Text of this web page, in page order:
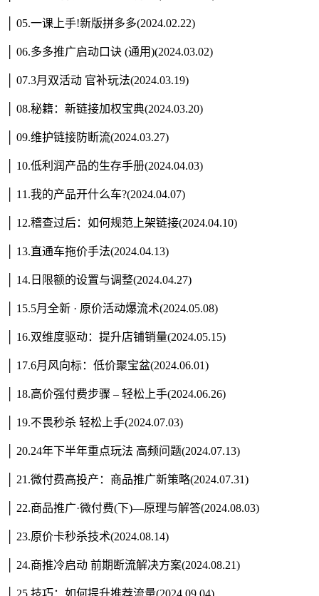
│ 05.一课上手!新版拼多多(2024.02.22)
│ 06.多多推广启动口诀 (通用)(2024.03.02)
│ 07.3月双活动 官补玩法(2024.03.19)
│ 08.秘籍：新链接加权宝典(2024.03.20)
│ 09.维护链接防断流(2024.03.27)
│ 10.低利润产品的生存手册(2024.04.03)
│ 11.我的产品开什么车?(2024.04.07)
│ 12.稽查过后：如何规范上架链接(2024.04.10)
│ 13.直通车拖价手法(2024.04.13)
│ 14.日限额的设置与调整(2024.04.27)
│ 15.5月全新 · 原价活动爆流术(2024.05.08)
│ 16.双维度驱动：提升店铺销量(2024.05.15)
│ 17.6月风向标：低价聚宝盆(2024.06.01)
│ 18.高价强付费步骤 – 轻松上手(2024.06.26)
│ 19.不畏秒杀 轻松上手(2024.07.03)
│ 20.24年下半年重点玩法 高频问题(2024.07.13)
│ 21.微付费高投产：商品推广新策略(2024.07.31)
│ 22.商品推广·微付费(下)—原理与解答(2024.08.03)
│ 23.原价卡秒杀技术(2024.08.14)
│ 24.商推冷启动 前期断流解决方案(2024.08.21)